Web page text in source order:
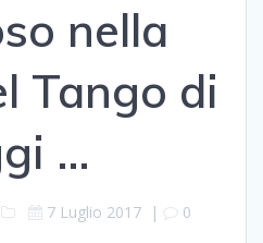
nella
Tango di
…
7 Luglio 2017 | 0